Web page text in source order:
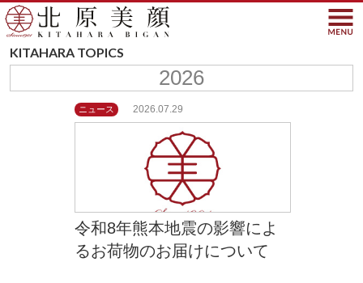
北原美顔- KITAHARA
KITAHARA TOPICS
2026
ニュース 2026.07.29
令和8年熊本地震の影響によ
るお荷物のお届けについて